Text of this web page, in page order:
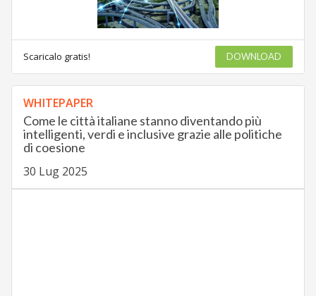
Scaricalo gratis! DOWNLOAD
WHITEPAPER
Come le città italiane stanno diventando più
intelligenti, verdi e inclusive grazie alle politiche
di coesione
30 Lug 2025